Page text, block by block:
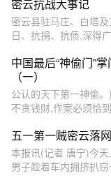
密云抗战大事记
密云县驻马庄、白塔
日、抗捐、抗债,深得
中国最后“神偷门”
（一）
公认的天下第一神偷
不贪钱财,作案必须恰
五一第一贼密云落网
本报讯(记者 唐宁)今
男子趁着车内拥挤扒